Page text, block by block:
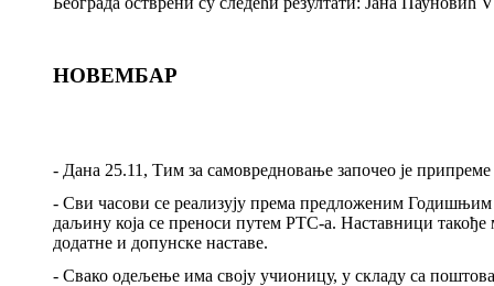
НОВЕМБАР
- Дана 25.11, Тим за самовредновање започео је
- Сви часови се реализују према предложеним
даљину која се преноси путем РТС-а. Наставници
додатне и допунске наставе.
- Свако одељење има своју учионицу, у складу са